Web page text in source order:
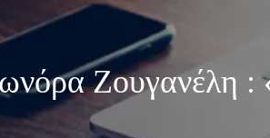
Ζουγανέλη :